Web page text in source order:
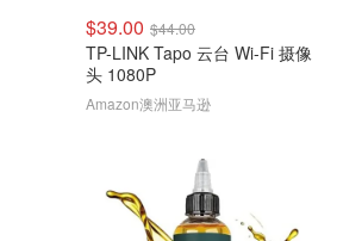
$39.00 $44.00
TP-LINK Tapo 云台 Wi-Fi 摄像
头 1080P
Amazon澳洲亚马逊